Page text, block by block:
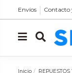
Envíos Contacto
Inicio REPUESTOS